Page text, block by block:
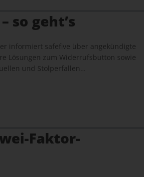
so geht’s
informiert safefive über angekündigte
Lösungen zum Widerrufsbutton sowie
und Stolperfallen…
Faktor-